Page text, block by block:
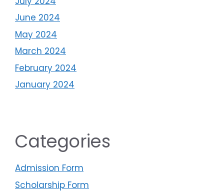
June 2024
May 2024
March 2024
February 2024
January 2024
Categories
Admission Form
Scholarship Form